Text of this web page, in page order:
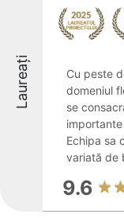
Laureați
Cu peste
domeniul
se
Echipa sa
variată de
9.6